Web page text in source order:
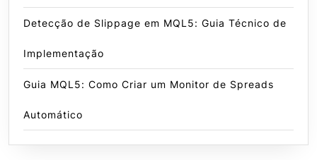
Detecção de Slippage em MQL5: Guia Técnico de
Implementação
Guia MQL5: Como Criar um Monitor de Spreads
Automático